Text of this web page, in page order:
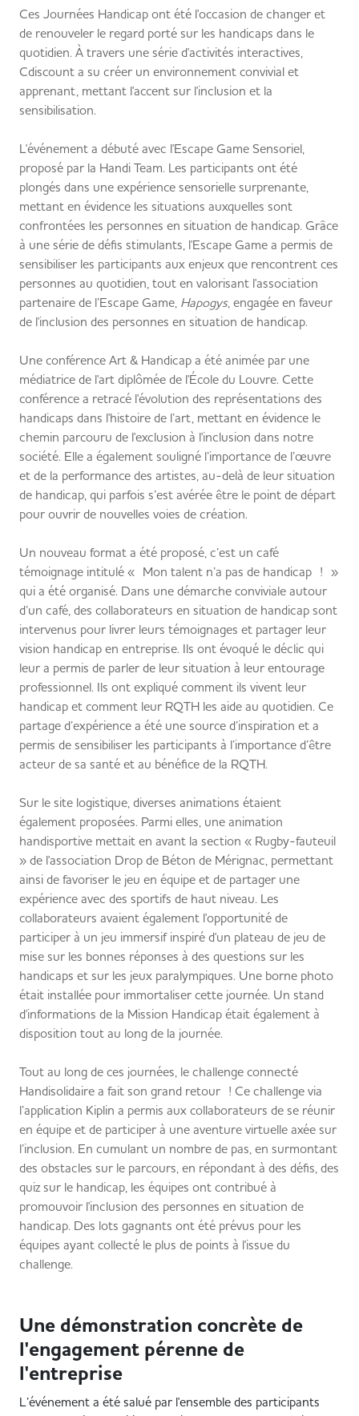
Ces Journées Handicap ont été l'occasion de changer et
de renouveler le regard porté sur les handicaps dans le
quotidien. À travers une série d'activités interactives,
Cdiscount a su créer un environnement convivial et
apprenant, mettant l'accent sur l'inclusion et la
sensibilisation.
L'événement a débuté avec l'Escape Game Sensoriel,
proposé par la Handi Team. Les participants ont été
plongés dans une expérience sensorielle surprenante,
mettant en évidence les situations auxquelles sont
confrontées les personnes en situation de handicap. Grâce
à une série de défis stimulants, l'Escape Game a permis de
sensibiliser les participants aux enjeux que rencontrent ces
personnes au quotidien, tout en valorisant l'association
partenaire de l’Escape Game, Hapogys, engagée en faveur
de l'inclusion des personnes en situation de handicap.
Une conférence Art & Handicap a été animée par une
médiatrice de l'art diplômée de l'École du Louvre. Cette
conférence a retracé l'évolution des représentations des
handicaps dans l'histoire de l’art, mettant en évidence le
chemin parcouru de l'exclusion à l'inclusion dans notre
société. Elle a également souligné l’importance de l’œuvre
et de la performance des artistes, au-delà de leur situation
de handicap, qui parfois s’est avérée être le point de départ
pour ouvrir de nouvelles voies de création.
Un nouveau format a été proposé, c’est un café
témoignage intitulé « Mon talent n’a pas de handicap ! »
qui a été organisé. Dans une démarche conviviale autour
d’un café, des collaborateurs en situation de handicap sont
intervenus pour livrer leurs témoignages et partager leur
vision handicap en entreprise. Ils ont évoqué le déclic qui
leur a permis de parler de leur situation à leur entourage
professionnel. Ils ont expliqué comment ils vivent leur
handicap et comment leur RQTH les aide au quotidien. Ce
partage d’expérience a été une source d’inspiration et a
permis de sensibiliser les participants à l’importance d’être
acteur de sa santé et au bénéfice de la RQTH.
Sur le site logistique, diverses animations étaient
également proposées. Parmi elles, une animation
handisportive mettait en avant la section « Rugby-fauteuil
» de l'association Drop de Béton de Mérignac, permettant
ainsi de favoriser le jeu en équipe et de partager une
expérience avec des sportifs de haut niveau. Les
collaborateurs avaient également l'opportunité de
participer à un jeu immersif inspiré d'un plateau de jeu de
mise sur les bonnes réponses à des questions sur les
handicaps et sur les jeux paralympiques. Une borne photo
était installée pour immortaliser cette journée. Un stand
d'informations de la Mission Handicap était également à
disposition tout au long de la journée.
Tout au long de ces journées, le challenge connecté
Handisolidaire a fait son grand retour ! Ce challenge via
l’application Kiplin a permis aux collaborateurs de se réunir
en équipe et de participer à une aventure virtuelle axée sur
l’inclusion. En cumulant un nombre de pas, en surmontant
des obstacles sur le parcours, en répondant à des défis, des
quiz sur le handicap, les équipes ont contribué à
promouvoir l'inclusion des personnes en situation de
handicap. Des lots gagnants ont été prévus pour les
équipes ayant collecté le plus de points à l'issue du
challenge.
Une démonstration concrète de
l'engagement pérenne de
l'entreprise
L’événement a été salué par l'ensemble des participants